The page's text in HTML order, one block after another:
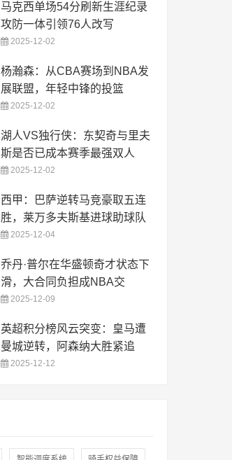
马克西单场54分刷新生涯纪录
攻防一体引领76人改写
2025-12-02
杨瀚森：从CBA赛场到NBA发
展联盟，年轻中锋的投篮
2025-12-02
湖人VS独行侠：东契奇与里夫
斯是否已成本赛季最强双人
2025-12-02
西甲：巴萨逆转马竞豪取五连
胜，莱万多夫斯基进球助球队
2025-12-04
乔丹·普尔在华盛顿奇才状态下
滑，大合同负担成NBA交
2025-12-09
英超积分榜风云突变：皇马遭
曼城逆转，阿森纳大胜紧追
2025-12-12